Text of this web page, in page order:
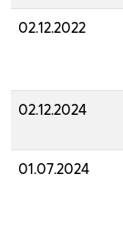
02.12.2022
02.12.2024
01.07.2024